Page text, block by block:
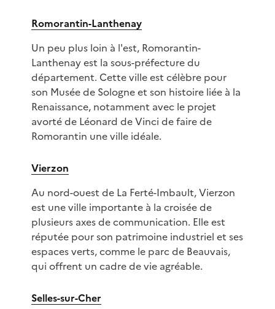
Romorantin-Lanthenay
Un peu plus loin à l'est, Romorantin-
Lanthenay est la sous-préfecture du
département. Cette ville est célèbre pour
son Musée de Sologne et son histoire liée à la
Renaissance, notamment avec le projet
avorté de Léonard de Vinci de faire de
Romorantin une ville idéale.
Vierzon
Au nord-ouest de La Ferté-Imbault, Vierzon
est une ville importante à la croisée de
plusieurs axes de communication. Elle est
réputée pour son patrimoine industriel et ses
espaces verts, comme le parc de Beauvais,
qui offrent un cadre de vie agréable.
Selles-sur-Cher